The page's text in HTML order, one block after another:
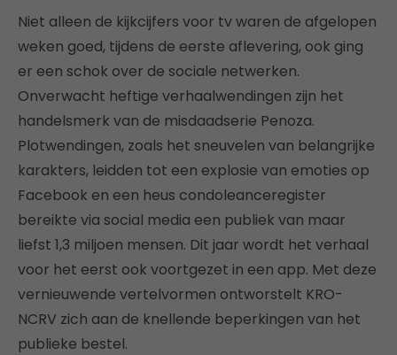
Niet alleen de kijkcijfers voor tv waren de afgelopen
weken goed, tijdens de eerste aflevering, ook ging
er een schok over de sociale netwerken.
Onverwacht heftige verhaalwendingen zijn het
handelsmerk van de misdaadserie Penoza.
Plotwendingen, zoals het sneuvelen van belangrijke
karakters, leidden tot een explosie van emoties op
Facebook en een heus condoleanceregister
bereikte via social media een publiek van maar
liefst 1,3 miljoen mensen. Dit jaar wordt het verhaal
voor het eerst ook voortgezet in een app. Met deze
vernieuwende vertelvormen ontworstelt KRO-
NCRV zich aan de knellende beperkingen van het
publieke bestel.